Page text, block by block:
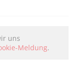
uns
Meldung.